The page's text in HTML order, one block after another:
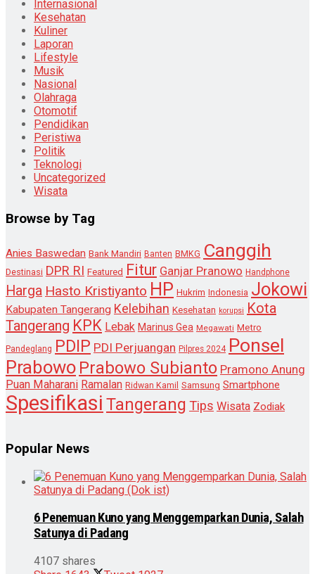
Internasional
Kesehatan
Kuliner
Laporan
Lifestyle
Musik
Nasional
Olahraga
Otomotif
Pendidikan
Peristiwa
Politik
Teknologi
Uncategorized
Wisata
Browse by Tag
Anies Baswedan Bank Mandiri Banten BMKG Canggih
Destinasi DPR RI Featured Fitur Ganjar Pranowo Handphone
Harga Hasto Kristiyanto HP Hukrim Indonesia Jokowi
Kabupaten Tangerang Kelebihan Kesehatan korupsi Kota
Tangerang KPK Lebak Marinus Gea Megawati Metro
Pandeglang PDIP PDI Perjuangan Pilpres 2024 Ponsel
Prabowo Prabowo Subianto Pramono Anung
Puan Maharani Ramalan Ridwan Kamil Samsung Smartphone
Spesifikasi Tangerang Tips Wisata Zodiak
Popular News
6 Penemuan Kuno yang Menggemparkan Dunia, Salah
Satunya di Padang
4107 shares